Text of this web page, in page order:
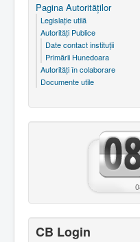
Pagina Autorităţilor
Legislaţie utilă
Autorităţi Publice
Date contact instituţii
Primării Hunedoara
Autorităţi în colaborare
Documente utile
CB Login